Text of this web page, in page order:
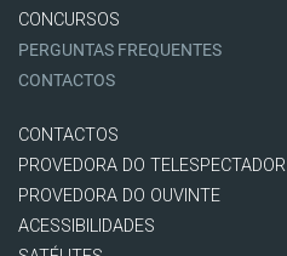
CONCURSOS
PERGUNTAS FREQUENTES
CONTACTOS
CONTACTOS
PROVEDORA DO TELESPECTADOR
PROVEDORA DO OUVINTE
ACESSIBILIDADES